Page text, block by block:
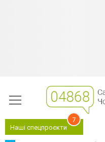
Наші спецпроєкти
7